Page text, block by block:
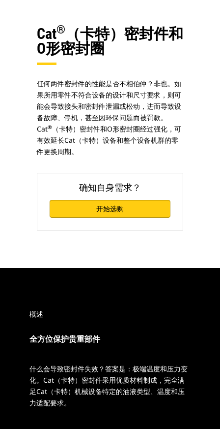
Cat®
（卡特）密封件和
O形密封圈
任何两件密封件的性能是否不相伯仲？非也。如
果所用零件不符合设备的设计和尺寸要求，则可
能会导致接头和密封件泄漏或松动，进而导致设
备故障、停机，甚至因环保问题而被罚款。
Cat®
（卡特）密封件和O形密封圈经过强化，可
有效延长Cat（卡特）设备和整个设备机群的零
件更换周期。
确知自身需求？
开始选购
概述
全方位保护贵重部件
什么会导致密封件失效？答案是：极端温度和压力变
化。Cat（卡特）密封件采用优质材料制成，完全满
足Cat（卡特）机械设备特定的油液类型、温度和压
力适配要求。